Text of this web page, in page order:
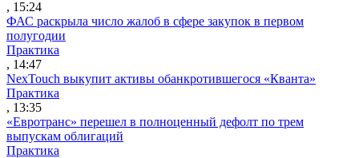
, 15:24
ФАС раскрыла число жалоб в сфере закупок в первом
полугодии
Практика
, 14:47
NexTouch выкупит активы обанкротившегося «Кванта»
Практика
, 13:35
«Евротранс» перешел в полноценный дефолт по трем
выпускам облигаций
Практика